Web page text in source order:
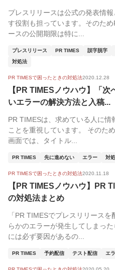
プレスリリースは公式の発表情
す役割も担っています。そのた
ースの公開期限は特に...
プレスリリース PR TIMES 誤字脱字
対処法
PR TIMESで困ったときの対処法2020.12.28
【PR TIMESノウハウ】「
いエラーの解決方法と入稿...
PR TIMESは、求めている人に情
ことを重視しています。 そのた
画面では、タイトル...
PR TIMES 先に進めない エラー 対
PR TIMESで困ったときの対処法2020.11.18
【PR TIMESノウハウ】PR
の対処法まとめ
「PR TIMESでプレスリリース
らかのエラーが発生してしまっ
には必ず要因があるの...
PR TIMES 予約配信 テスト配信 エ